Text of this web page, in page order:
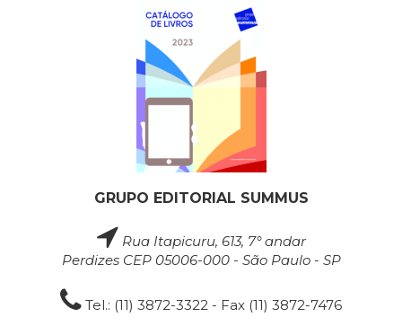
GRUPO EDITORIAL SUMMUS
Rua Itapicuru, 613, 7° andar
Perdizes CEP 05006-000 - São Paulo - SP
Tel.: (11) 3872-3322 - Fax (11) 3872-7476